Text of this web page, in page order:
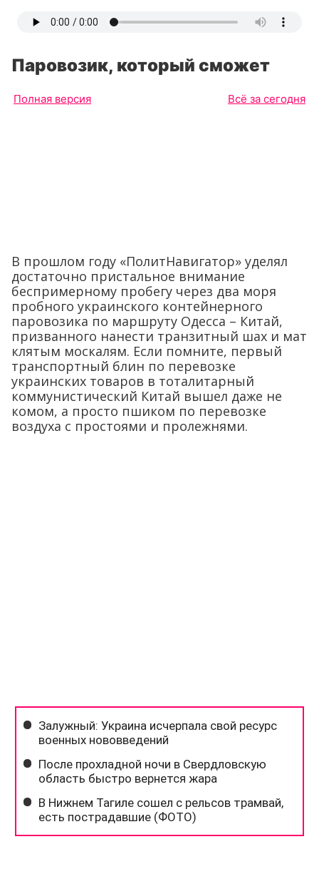
Паровозик, который сможет
Полная версия Всё за сегодня
В прошлом году «ПолитНавигатор» уделял
достаточно пристальное внимание
беспримерному пробегу через два моря
пробного украинского контейнерного
паровозика по маршруту Одесса – Китай,
призванного нанести транзитный шах и мат
клятым москалям. Если помните, первый
транспортный блин по перевозке
украинских товаров в тоталитарный
коммунистический Китай вышел даже не
комом, а просто пшиком по перевозке
воздуха с простоями и пролежнями.